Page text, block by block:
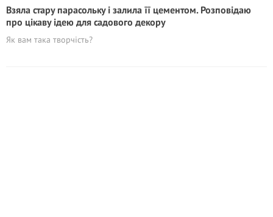
Взяла стару парасольку і залила її цементом. Розповідаю
про цікаву ідею для садового декору
Як вам така творчість?